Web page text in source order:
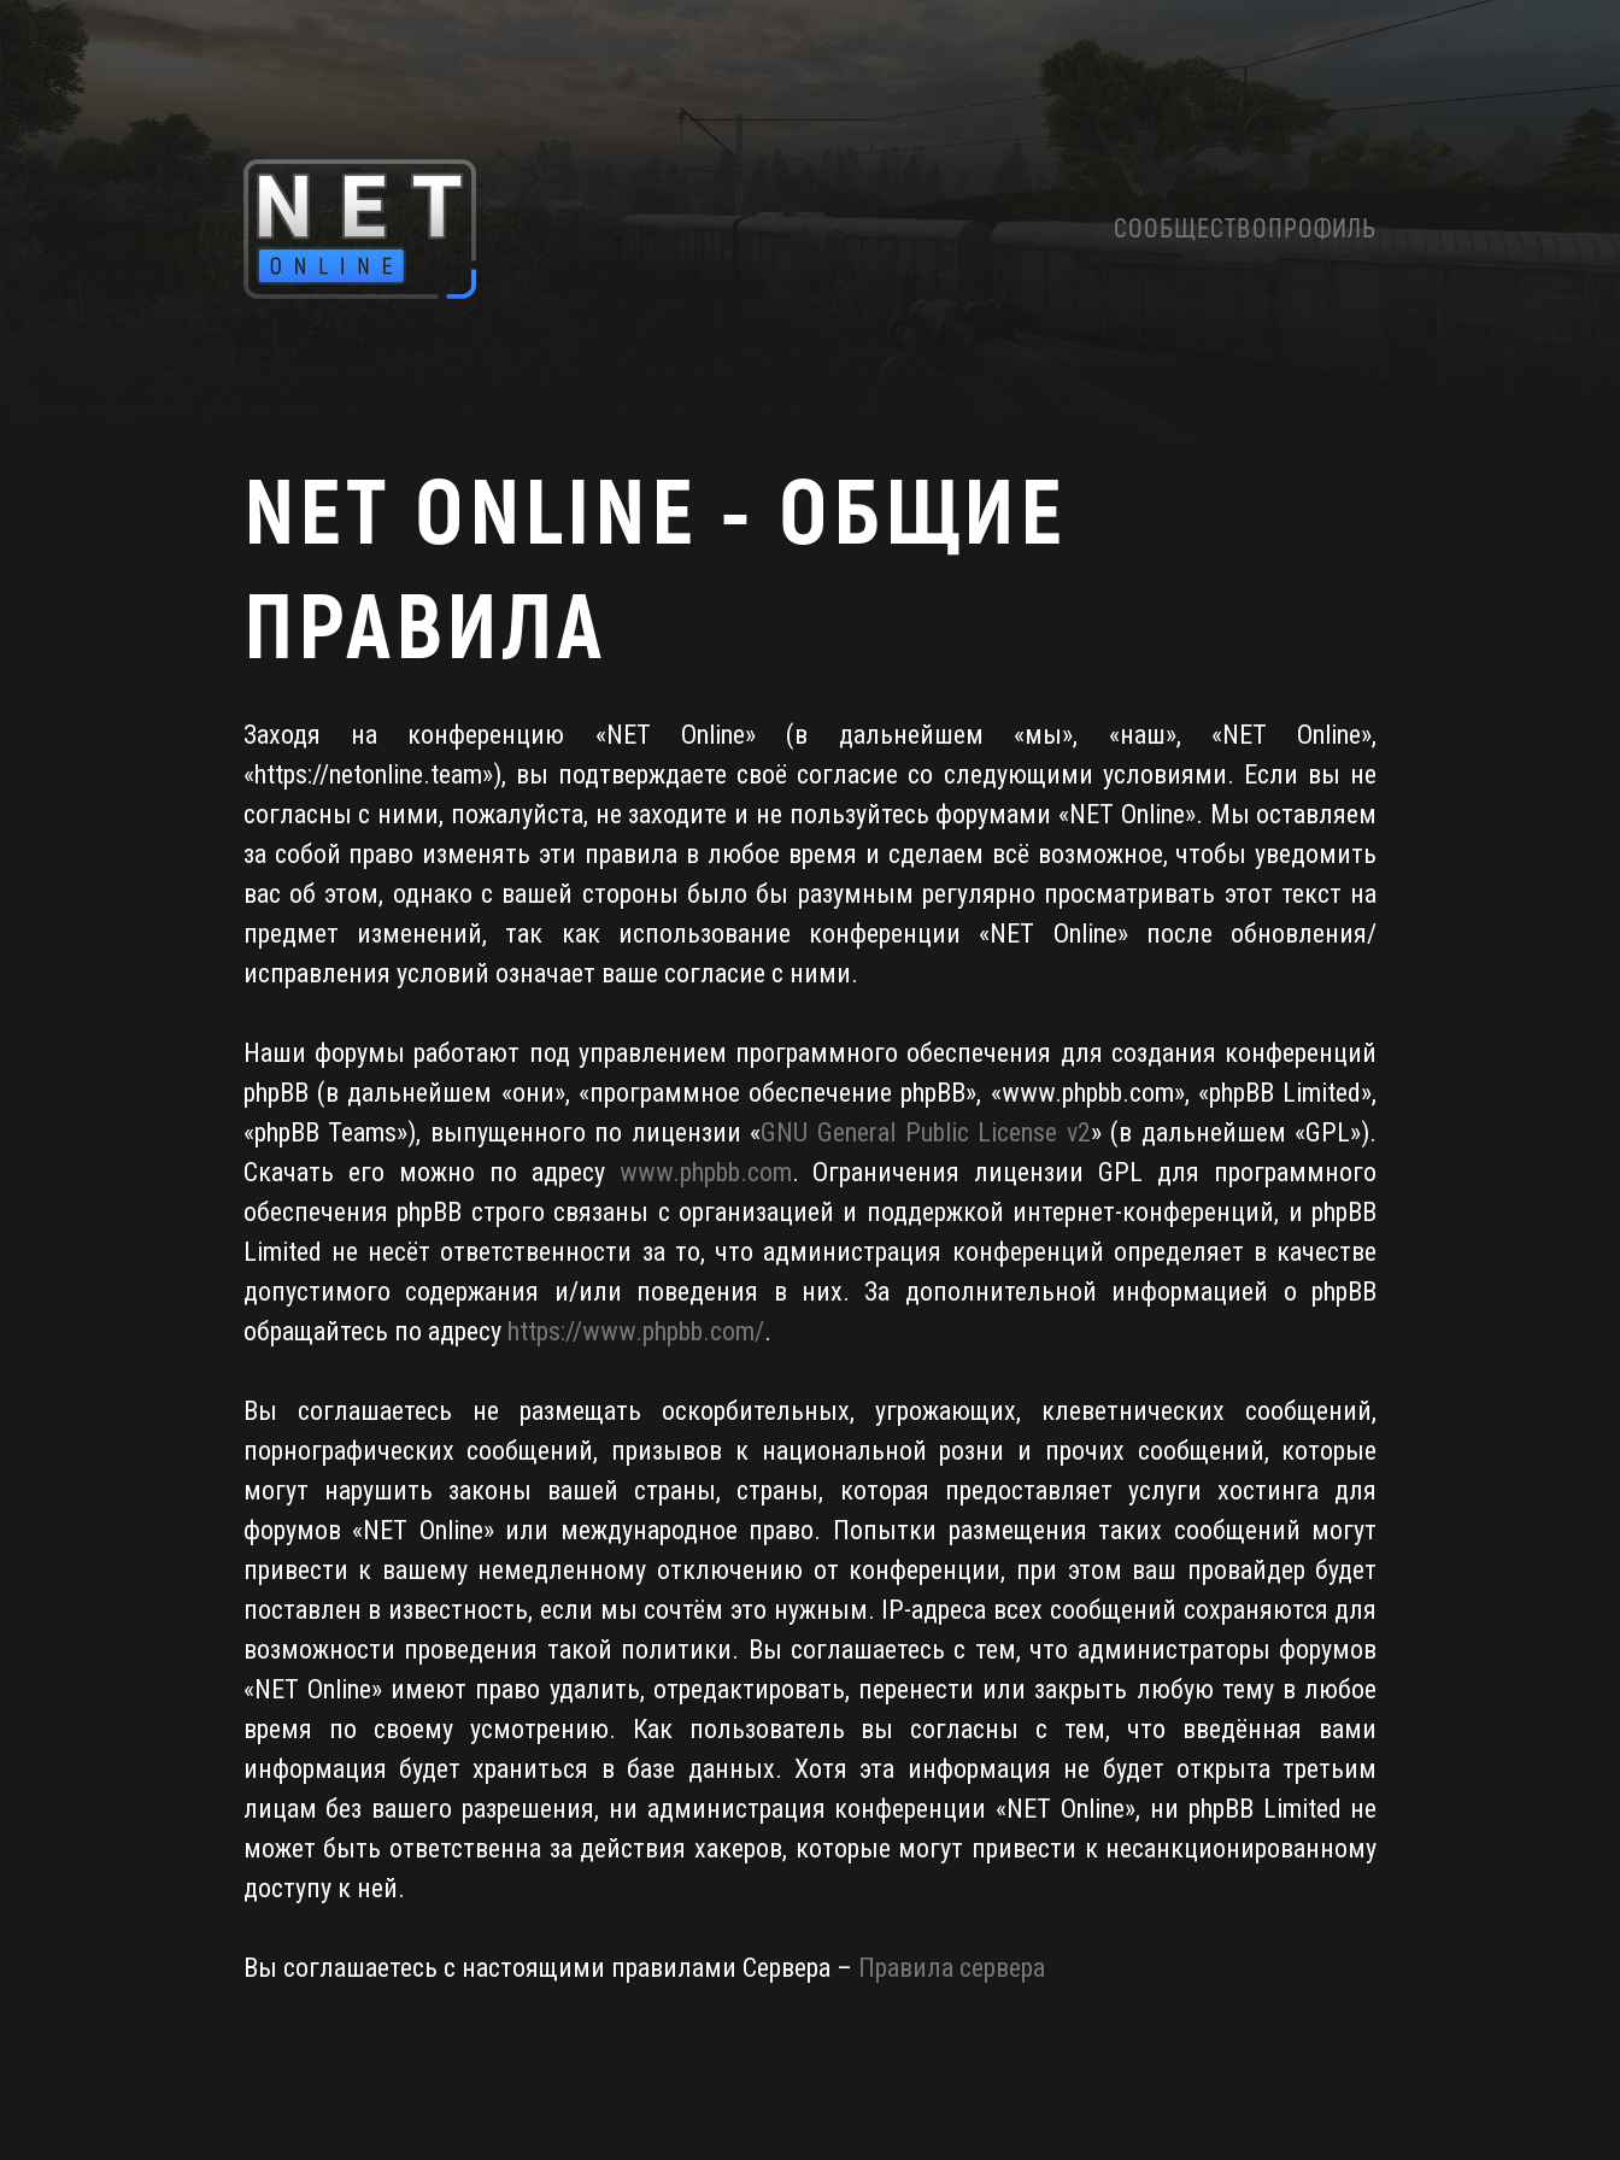
СООБЩЕСТВОПРОФИЛЬ
NET ONLINE - ОБЩИЕ
ПРАВИЛА
Заходя на конференцию «NET Online» (в дальнейшем «мы», «наш», «NET Online»,
«https://netonline.team»), вы подтверждаете своё согласие со следующими условиями. Если вы не
согласны с ними, пожалуйста, не заходите и не пользуйтесь форумами «NET Online». Мы оставляем
за собой право изменять эти правила в любое время и сделаем всё возможное, чтобы уведомить
вас об этом, однако с вашей стороны было бы разумным регулярно просматривать этот текст на
предмет изменений, так как использование конференции «NET Online» после обновления/
исправления условий означает ваше согласие с ними.
Наши форумы работают под управлением программного обеспечения для создания конференций
phpBB (в дальнейшем «они», «программное обеспечение phpBB», «www.phpbb.com», «phpBB Limited»,
«phpBB Teams»), выпущенного по лицензии «GNU General Public License v2» (в дальнейшем «GPL»).
Скачать его можно по адресу www.phpbb.com. Ограничения лицензии GPL для программного
обеспечения phpBB строго связаны с организацией и поддержкой интернет-конференций, и phpBB
Limited не несёт ответственности за то, что администрация конференций определяет в качестве
допустимого содержания и/или поведения в них. За дополнительной информацией о phpBB
обращайтесь по адресу https://www.phpbb.com/.
Вы соглашаетесь не размещать оскорбительных, угрожающих, клеветнических сообщений,
порнографических сообщений, призывов к национальной розни и прочих сообщений, которые
могут нарушить законы вашей страны, страны, которая предоставляет услуги хостинга для
форумов «NET Online» или международное право. Попытки размещения таких сообщений могут
привести к вашему немедленному отключению от конференции, при этом ваш провайдер будет
поставлен в известность, если мы сочтём это нужным. IP-адреса всех сообщений сохраняются для
возможности проведения такой политики. Вы соглашаетесь с тем, что администраторы форумов
«NET Online» имеют право удалить, отредактировать, перенести или закрыть любую тему в любое
время по своему усмотрению. Как пользователь вы согласны с тем, что введённая вами
информация будет храниться в базе данных. Хотя эта информация не будет открыта третьим
лицам без вашего разрешения, ни администрация конференции «NET Online», ни phpBB Limited не
может быть ответственна за действия хакеров, которые могут привести к несанкционированному
доступу к ней.
Вы соглашаетесь с настоящими правилами Сервера – Правила сервера